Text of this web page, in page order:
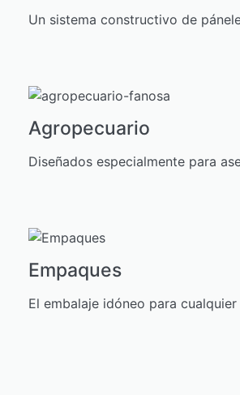
Un sistema constructivo de
Agropecuario
Diseñados especialmente para
Empaques
El embalaje idóneo para